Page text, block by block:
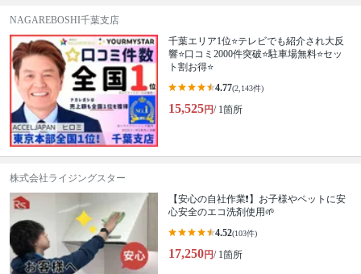
NAGAREBOSHI千葉支店
千葉エリア1位⭐テレビでも紹介され大反
響⭐️口コミ2000件突破⭐️駐車場無料⭐セッ
ト割お得⭐
4.77(2,143件)
15,525円/ 1箇所
株式会社ライジングスター
【安心の自社作業❗️】お子様やペットに安
心安全のエコ洗剤使用🌱
4.52(103件)
17,250円/ 1箇所